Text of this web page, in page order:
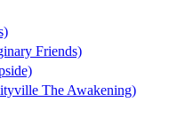
Friends)
The Awakening)